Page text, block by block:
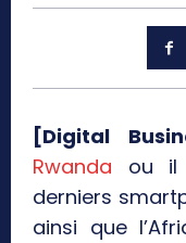
[Digital
Rwanda ou il
derniers
ainsi que